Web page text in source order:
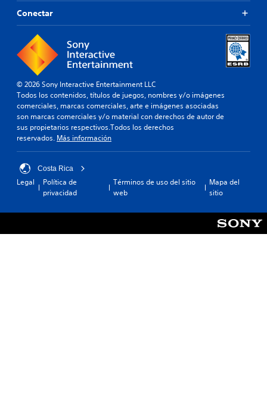
Conectar
© 2026 Sony Interactive Entertainment LLC
Todos los contenidos, títulos de juegos, nombres y/o imágenes
comerciales, marcas comerciales, arte e imágenes asociadas
son marcas comerciales y/o material con derechos de autor de
sus propietarios respectivos.Todos los derechos
reservados. Más información
Costa Rica
Legal
Política de
privacidad
Términos de uso del sitio
web
Mapa del
sitio